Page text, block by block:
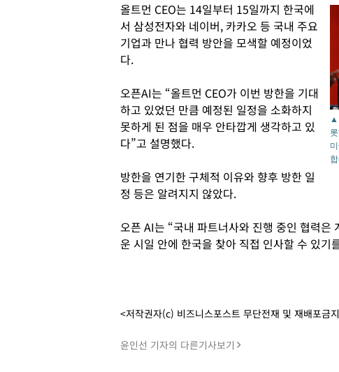
▲
올트먼 CEO는 14일부터 15일까지 한국에
서 삼성전자와 네이버, 카카오 등 국내 주요
기업과 만나 협력 방안을 모색할 예정이었
다.
오픈AI는 “올트먼 CEO가 이번 방한을 기대
하고 있었던 만큼 예정된 일정을 소화하지
못하게 된 점을 매우 안타깝게 생각하고 있
다”고 설명했다.
방한을 연기한 구체적 이유와 향후 방한 일
정 등은 알려지지 않았다.
오픈 AI는 “국내 파트너사와 진행 중인 협력은
운 시일 안에 한국을 찾아 직접 인사할 수 있기
<저작권자(c) 비즈니스포스트 무단전재 및 재배포금
윤인선 기자의 다른기사보기